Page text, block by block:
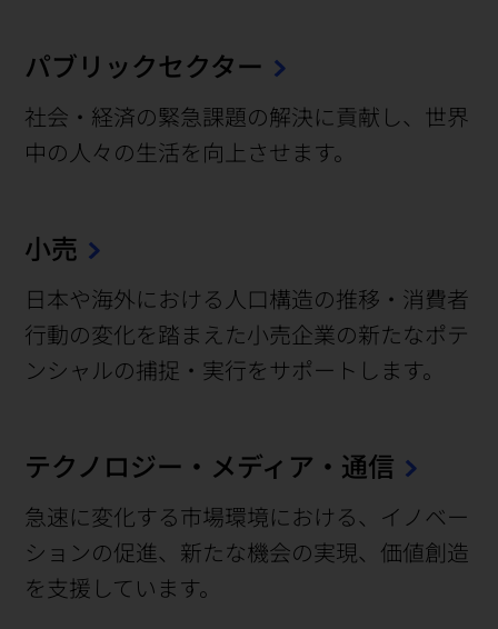
パブリックセクター
社会・経済の緊急課題の解決に貢献し、世界
中の人々の生活を向上させます。
小売
日本や海外における人口構造の推移・消費者
行動の変化を踏まえた小売企業の新たなポテ
ンシャルの捕捉・実行をサポートします。
テクノロジー・メディア・通信
急速に変化する市場環境における、イノベー
ションの促進、新たな機会の実現、価値創造
を支援しています。